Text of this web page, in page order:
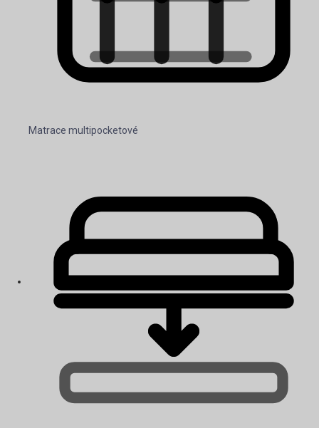
Matrace multipocketové